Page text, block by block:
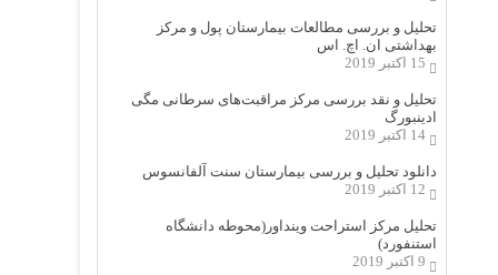
تحلیل و بررسی مطالعات بیمارستان پول و مرکز
بهداشتی ان. اچ. اس
15 اکتبر 2019
تحلیل و نقد بررسی مرکز مراقبت‌های سرطانی مگی
ادینبورگ
14 اکتبر 2019
دانلود تحلیل و بررسی بیمارستان سنت آلفانسوس
12 اکتبر 2019
تحلیل مرکز استراحت وینداور(محوطه دانشگاه
استنفورد)
9 اکتبر 2019